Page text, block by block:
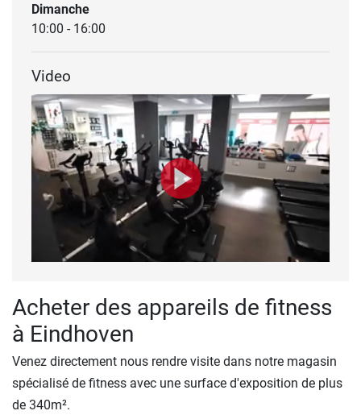
Dimanche
10:00 - 16:00
Video
Acheter des appareils de fitness
à Eindhoven
Venez directement nous rendre visite dans notre magasin
spécialisé de fitness avec une surface d'exposition de plus
de 340m².